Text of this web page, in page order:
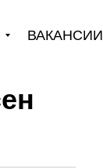
ВАКАНСИИ